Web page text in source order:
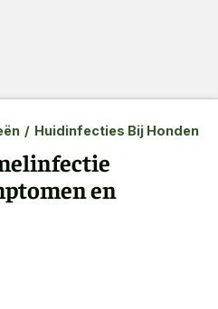
/ Huidinfecties Bij Honden
en